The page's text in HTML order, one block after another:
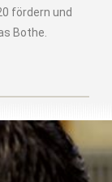
fördern und
Bothe.